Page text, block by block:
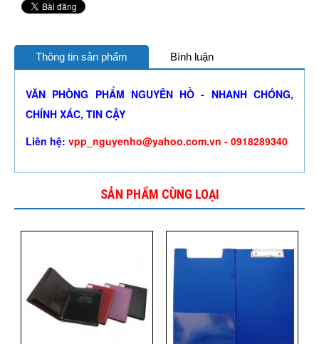
Thông tin sản phẩm Bình luận
VĂN PHÒNG PHẨM NGUYÊN HỒ - NHANH CHÓNG,
CHÍNH XÁC, TIN CẬY
Liên hệ: vpp_nguyenho@yahoo.com.vn - 0918289340
SẢN PHẨM CÙNG LOẠI